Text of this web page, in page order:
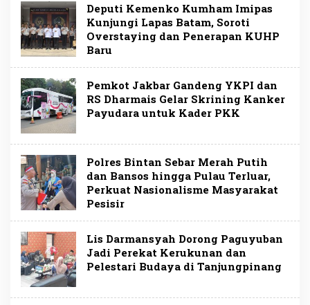
Deputi Kemenko Kumham Imipas
Kunjungi Lapas Batam, Soroti
Overstaying dan Penerapan KUHP
Baru
Pemkot Jakbar Gandeng YKPI dan
RS Dharmais Gelar Skrining Kanker
Payudara untuk Kader PKK
Polres Bintan Sebar Merah Putih
dan Bansos hingga Pulau Terluar,
Perkuat Nasionalisme Masyarakat
Pesisir
Lis Darmansyah Dorong Paguyuban
Jadi Perekat Kerukunan dan
Pelestari Budaya di Tanjungpinang